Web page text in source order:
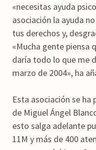
«necesitas ayuda
asociación la ayuda
tus derechos y,
«Mucha gente piensa
daría todo lo que me
marzo de 2004», ha
Esta asociación se ha
de Miguel Ángel
esto salga adelante
11M y más de 400